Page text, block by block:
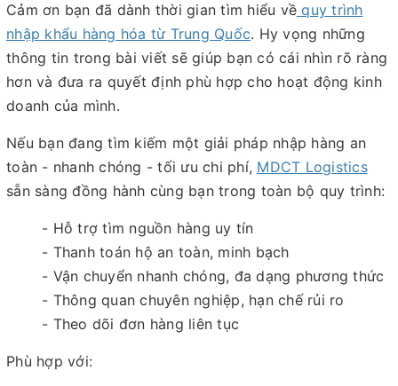
Cảm ơn bạn đã dành thời gian tìm hiểu về quy trình
nhập khẩu hàng hóa từ Trung Quốc. Hy vọng những
thông tin trong bài viết sẽ giúp bạn có cái nhìn rõ ràng
hơn và đưa ra quyết định phù hợp cho hoạt động kinh
doanh của mình.
Nếu bạn đang tìm kiếm một giải pháp nhập hàng an
toàn - nhanh chóng - tối ưu chi phí, MDCT Logistics
sẵn sàng đồng hành cùng bạn trong toàn bộ quy trình:
- Hỗ trợ tìm nguồn hàng uy tín
- Thanh toán hộ an toàn, minh bạch
- Vận chuyển nhanh chóng, đa dạng phương thức
- Thông quan chuyên nghiệp, hạn chế rủi ro
- Theo dõi đơn hàng liên tục
Phù hợp với: